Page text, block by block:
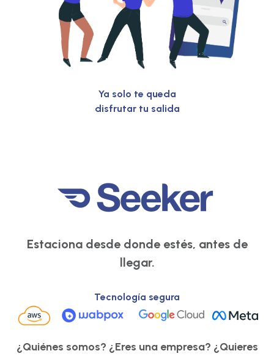
Ya solo te queda
disfrutar tu salida
Estaciona desde donde estés, antes de
llegar.
Tecnología segura
¿Quiénes somos? ¿Eres una empresa? ¿Quieres